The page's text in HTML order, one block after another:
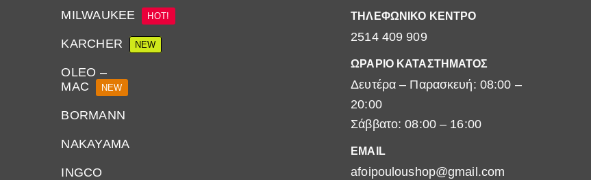
MILWAUKEE HOT!
KARCHER NEW
OLEO –
MAC
NEW
BORMANN
NAKAYAMA
INGCO
ΤΗΛΕΦΩΝΙΚΟ ΚΕΝΤΡΟ
2514 409 909
ΩΡΑΡΙΟ ΚΑΤΑΣΤΗΜΑΤΟΣ
Δευτέρα – Παρασκευή: 08:00 –
20:00
Σάββατο: 08:00 – 16:00
EMAIL
afoipouloushop@gmail.com